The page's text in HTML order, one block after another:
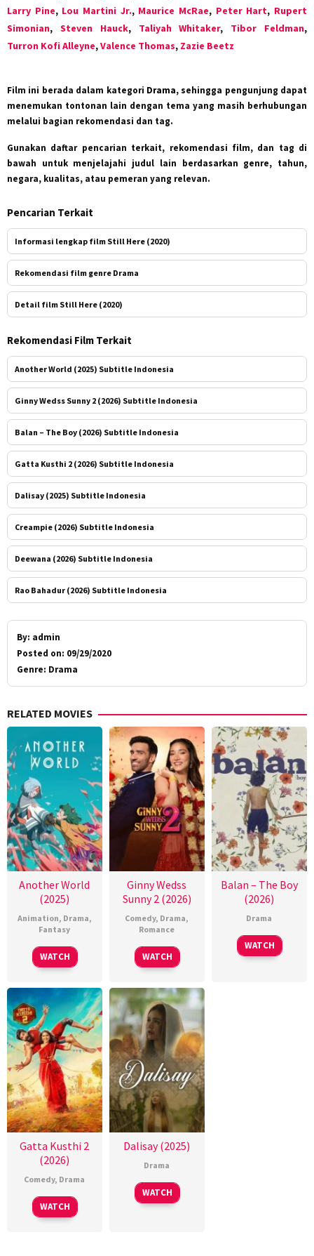
Larry Pine, Lou Martini Jr., Maurice McRae, Peter Hart, Rupert
Simonian, Steven Hauck, Taliyah Whitaker, Tibor Feldman,
Turron Kofi Alleyne,Valence Thomas, Zazie Beetz
Film ini berada dalam kategori Drama, sehingga pengunjung dapat
menemukan tontonan lain dengan tema yang masih berhubungan
melalui bagian rekomendasi dan tag.
Gunakan daftar pencarian terkait, rekomendasi film, dan tag di
bawah untuk menjelajahi judul lain berdasarkan genre, tahun,
negara, kualitas, atau pemeran yang relevan.
Pencarian Terkait
Informasi lengkap film Still Here (2020)
Rekomendasi film genre Drama
Detail film Still Here (2020)
Rekomendasi Film Terkait
Another World (2025) Subtitle Indonesia
Ginny Wedss Sunny 2 (2026) Subtitle Indonesia
Balan – The Boy (2026) Subtitle Indonesia
Gatta Kusthi 2 (2026) Subtitle Indonesia
Dalisay (2025) Subtitle Indonesia
Creampie (2026) Subtitle Indonesia
Deewana (2026) Subtitle Indonesia
Rao Bahadur (2026) Subtitle Indonesia
By: admin
Posted on: 09/29/2020
Genre: Drama
RELATED MOVIES
Another World
(2025)
Animation, Drama,
Fantasy
WATCH
Ginny Wedss
Sunny 2 (2026)
Comedy, Drama,
Romance
WATCH
Balan – The Boy
(2026)
Drama
WATCH
Gatta Kusthi 2
(2026)
Comedy, Drama
WATCH
Dalisay (2025)
Drama
WATCH